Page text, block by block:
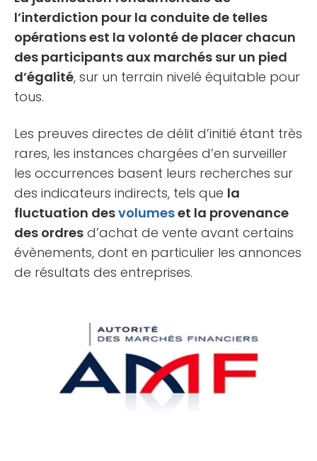
l’interdiction pour la conduite de telles
opérations est la volonté de placer chacun
des participants aux marchés sur un pied
d’égalité, sur un terrain nivelé équitable pour
tous.
Les preuves directes de délit d’initié étant très
rares, les instances chargées d’en surveiller
les occurrences basent leurs recherches sur
des indicateurs indirects, tels que la
fluctuation desvolumeset la provenance
des ordres d’achat de vente avant certains
évènements, dont en particulier les annonces
de résultats des entreprises.